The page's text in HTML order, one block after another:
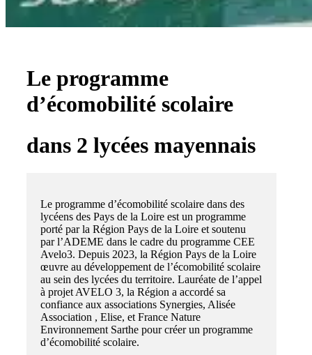
Le programme
d’écomobilité scolaire
dans 2 lycées mayennais
Le programme d’écomobilité scolaire dans des
lycéens des Pays de la Loire est un programme
porté par la Région Pays de la Loire et soutenu
par l’ADEME dans le cadre du programme CEE
Avelo3. Depuis 2023, la Région Pays de la Loire
œuvre au développement de l’écomobilité scolaire
au sein des lycées du territoire. Lauréate de l’appel
à projet AVELO 3, la Région a accordé sa
confiance aux associations Synergies, Alisée
Association , Elise, et France Nature
Environnement Sarthe pour créer un programme
d’écomobilité scolaire.